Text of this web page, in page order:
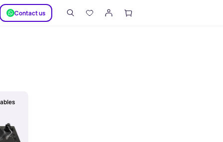
Сontact us